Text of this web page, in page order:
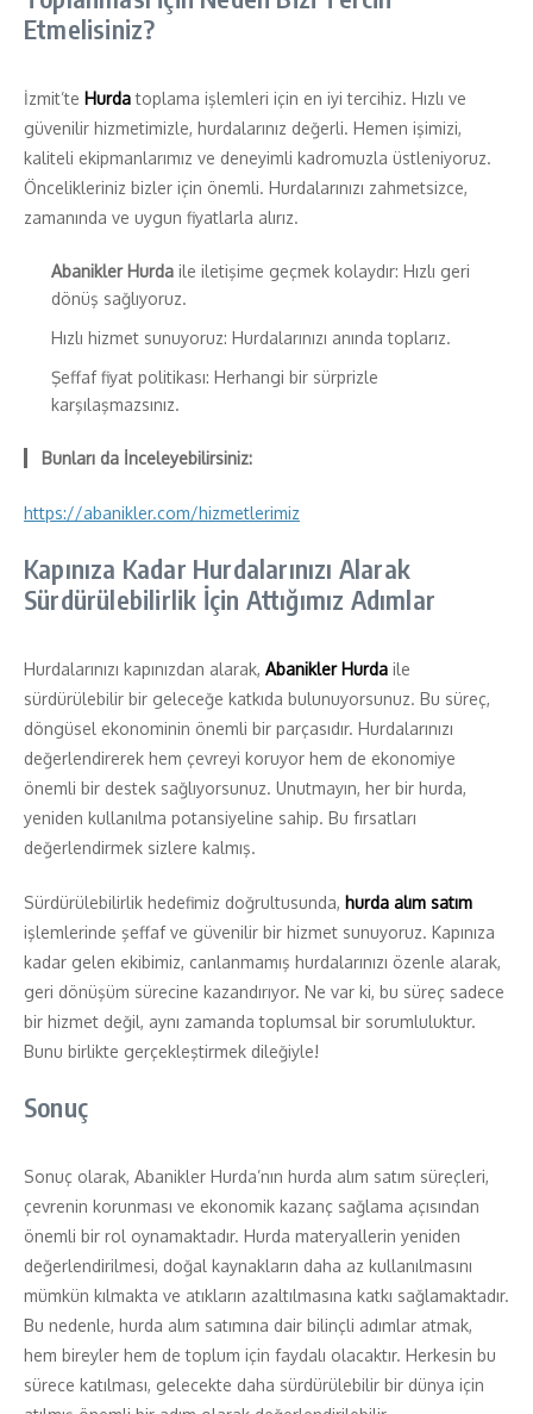
Etmelisiniz?
İzmit’te Hurdatoplama işlemleri için en iyi tercihiz. Hızlı ve
güvenilir hizmetimizle, hurdalarınız değerli. Hemen işimizi,
kaliteli ekipmanlarımız ve deneyimli kadromuzla üstleniyoruz.
Öncelikleriniz bizler için önemli. Hurdalarınızı zahmetsizce,
zamanında ve uygun fiyatlarla alırız.
Abanikler Hurda ile iletişime geçmek kolaydır: Hızlı geri
dönüş sağlıyoruz.
Hızlı hizmet sunuyoruz: Hurdalarınızı anında toplarız.
Şeffaf fiyat politikası: Herhangi bir sürprizle
karşılaşmazsınız.
Bunları da İnceleyebilirsiniz:
https://abanikler.com/hizmetlerimiz
Kapınıza Kadar Hurdalarınızı Alarak
Sürdürülebilirlik İçin Attığımız Adımlar
Hurdalarınızı kapınızdan alarak, Abanikler Hurda ile
sürdürülebilir bir geleceğe katkıda bulunuyorsunuz. Bu süreç,
döngüsel ekonominin önemli bir parçasıdır. Hurdalarınızı
değerlendirerek hem çevreyi koruyor hem de ekonomiye
önemli bir destek sağlıyorsunuz. Unutmayın, her bir hurda,
yeniden kullanılma potansiyeline sahip. Bu fırsatları
değerlendirmek sizlere kalmış.
Sürdürülebilirlik hedefimiz doğrultusunda, hurda alım satım
işlemlerinde şeffaf ve güvenilir bir hizmet sunuyoruz. Kapınıza
kadar gelen ekibimiz, canlanmamış hurdalarınızı özenle alarak,
geri dönüşüm sürecine kazandırıyor. Ne var ki, bu süreç sadece
bir hizmet değil, aynı zamanda toplumsal bir sorumluluktur.
Bunu birlikte gerçekleştirmek dileğiyle!
Sonuç
Sonuç olarak, Abanikler Hurda’nın hurda alım satım süreçleri,
çevrenin korunması ve ekonomik kazanç sağlama açısından
önemli bir rol oynamaktadır. Hurda materyallerin yeniden
değerlendirilmesi, doğal kaynakların daha az kullanılmasını
mümkün kılmakta ve atıkların azaltılmasına katkı sağlamaktadır.
Bu nedenle, hurda alım satımına dair bilinçli adımlar atmak,
hem bireyler hem de toplum için faydalı olacaktır. Herkesin bu
sürece katılması, gelecekte daha sürdürülebilir bir dünya için